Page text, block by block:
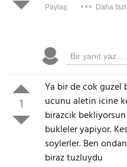
Paylaş: Daha
1
Ya bir de cok guzel
ucunu aletin icine
birazcik
bukleler yapiyor.
soylerler. Ben
biraz tuzluydu